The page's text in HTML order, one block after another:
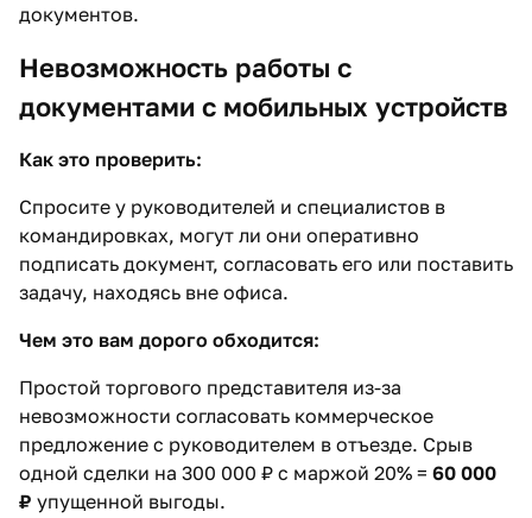
документов.
Невозможность работы с
документами с мобильных устройств
Как это проверить:
Спросите у руководителей и специалистов в
командировках, могут ли они оперативно
подписать документ, согласовать его или поставить
задачу, находясь вне офиса.
Чем это вам дорого обходится:
Простой торгового представителя из-за
невозможности согласовать коммерческое
предложение с руководителем в отъезде. Срыв
одной сделки на 300 000 ₽ с маржой 20% = 60 000
₽ упущенной выгоды.